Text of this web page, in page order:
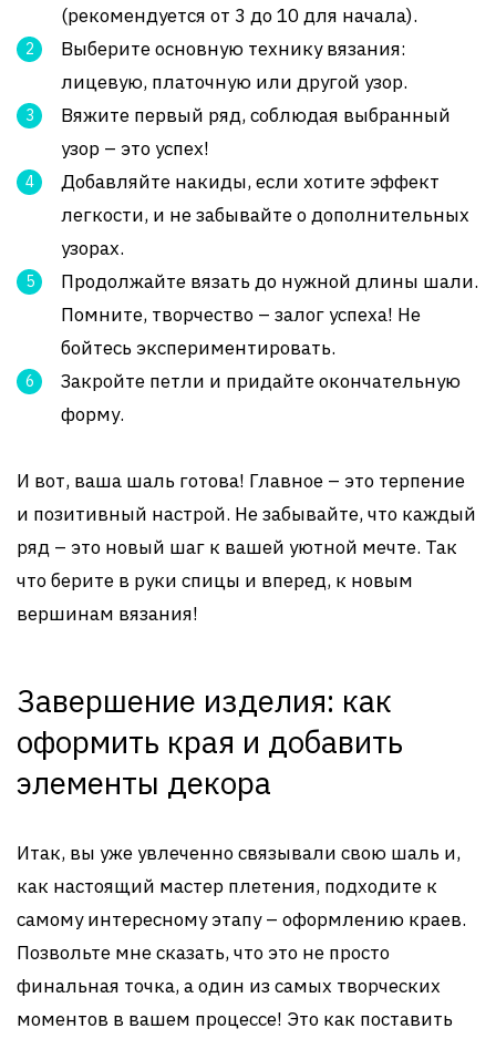
(рекомендуется от 3 до 10 для начала).
Выберите основную технику вязания:
лицевую, платочную или другой узор.
Вяжите первый ряд, соблюдая выбранный
узор – это успех!
Добавляйте накиды, если хотите эффект
легкости, и не забывайте о дополнительных
узорах.
Продолжайте вязать до нужной длины шали.
Помните, творчество – залог успеха! Не
бойтесь экспериментировать.
Закройте петли и придайте окончательную
форму.
И вот, ваша шаль готова! Главное – это терпение
и позитивный настрой. Не забывайте, что каждый
ряд – это новый шаг к вашей уютной мечте. Так
что берите в руки спицы и вперед, к новым
вершинам вязания!
Завершение изделия: как
оформить края и добавить
элементы декора
Итак, вы уже увлеченно связывали свою шаль и,
как настоящий мастер плетения, подходите к
самому интересному этапу – оформлению краев.
Позвольте мне сказать, что это не просто
финальная точка, а один из самых творческих
моментов в вашем процессе! Это как поставить